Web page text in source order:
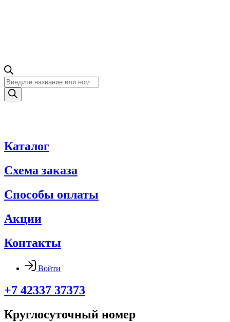
Поиск
товаров
Каталог
Схема заказа
Способы оплаты
Акции
Контакты
Войти
+7 42337 37373
Круглосуточный номер